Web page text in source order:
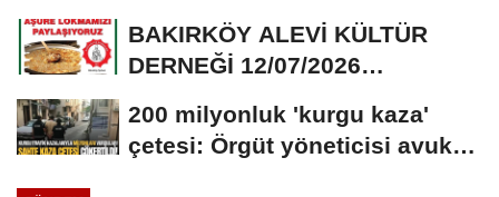
Hapis Talebi
BAKIRKÖY ALEVİ KÜLTÜR
DERNEĞİ 12/07/2026
DAVETİNE...
200 milyonluk 'kurgu kaza'
çetesi: Örgüt yöneticisi avukat